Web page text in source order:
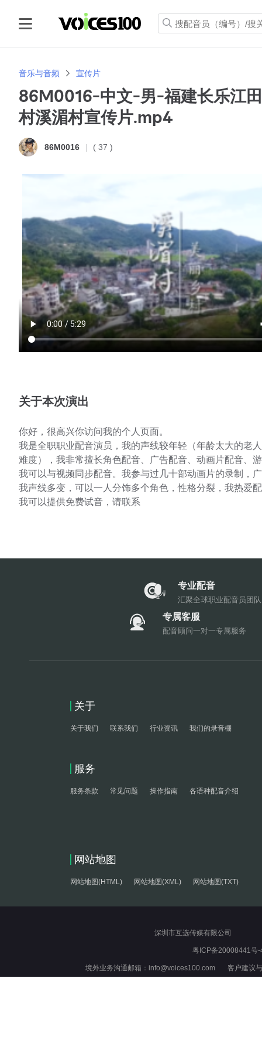
音乐与音频 宣传片
86M0016-中文-男-福建长乐江
村溪湄村宣传片.mp4
86M0016 ( 37 )
关于本次演出
你好，很高兴你访问我的个人页面。
我是全职职业配音演员，我的声线较年轻（年龄太大的老
难度），我非常擅长角色配音、广告配音、动画片配音、
我可以与视频同步配音。我参与过几十部动画片的录制，
我声线多变，可以一人分饰多个角色，性格分裂，我热爱
我可以提供免费试音，请联系
专业配音
汇聚全球职业配音员团队
专属客服
配音顾问一对一专属服务
关于
关于我们 联系我们 行业资讯 我们的录音棚
服务
服务条款 常见问题 操作指南 各语种配音介绍
网站地图
网站地图(HTML) 网站地图(XML) 网站地图(TXT)
深圳市互选传媒有限公司
粤ICP备20008441号-
境外业务沟通邮箱：info@voices100.com 客户建议